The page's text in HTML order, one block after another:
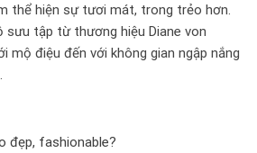
thể hiện sự tươi mát, trong trẻo hơn.
sưu tập từ thương hiệu Diane von
mộ điệu đến với không gian ngập nắng
đẹp, fashionable?